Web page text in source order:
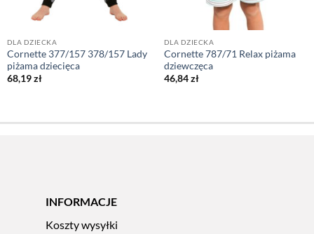
DLA DZIECKA
Cornette 377/157 378/157 Lady
piżama dziecięca
68,19zł
DLA DZIECKA
Cornette 787/71 Relax piżama
dziewczęca
46,84zł
INFORMACJE
Koszty wysyłki